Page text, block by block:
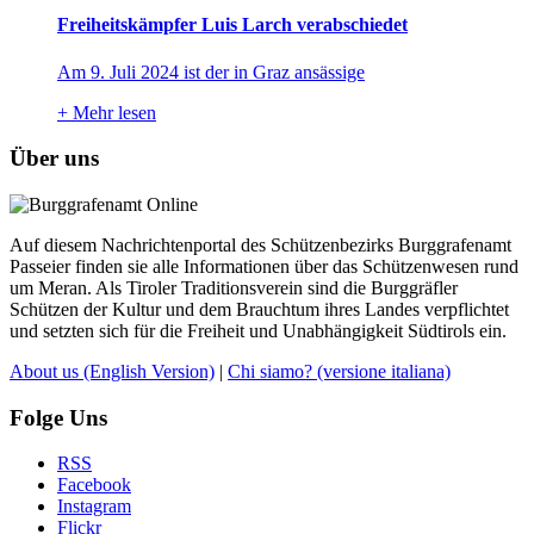
Freiheitskämpfer Luis Larch verabschiedet
Am 9. Juli 2024 ist der in Graz ansässige
+ Mehr lesen
Über uns
Auf diesem Nachrichtenportal des Schützenbezirks Burggrafenamt
Passeier finden sie alle Informationen über das Schützenwesen rund
um Meran. Als Tiroler Traditionsverein sind die Burggräfler
Schützen der Kultur und dem Brauchtum ihres Landes verpflichtet
und setzten sich für die Freiheit und Unabhängigkeit Südtirols ein.
About us (English Version) | Chi siamo? (versione italiana)
Folge Uns
RSS
Facebook
Instagram
Flickr